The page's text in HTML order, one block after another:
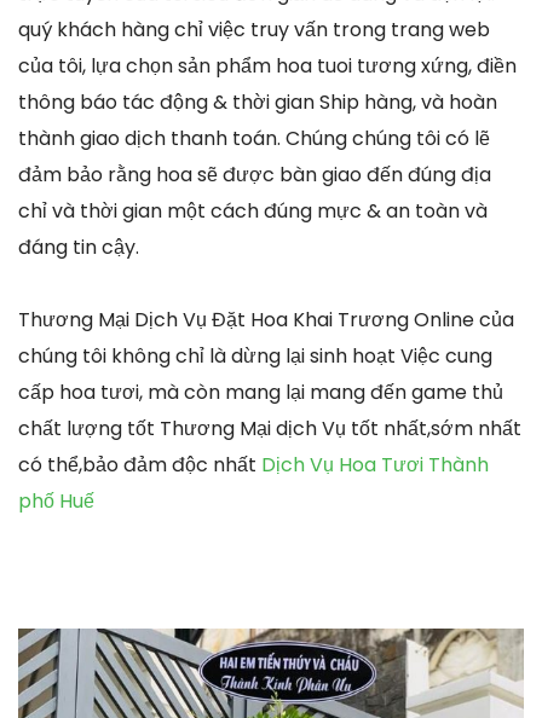
quý khách hàng chỉ việc truy vấn trong trang web
của tôi, lựa chọn sản phẩm hoa tuoi tương xứng, điền
thông báo tác động & thời gian Ship hàng, và hoàn
thành giao dịch thanh toán. Chúng chúng tôi có lẽ
đảm bảo rằng hoa sẽ được bàn giao đến đúng địa
chỉ và thời gian một cách đúng mực & an toàn và
đáng tin cậy.
Thương Mại Dịch Vụ Đặt Hoa Khai Trương Online của
chúng tôi không chỉ là dừng lại sinh hoạt Việc cung
cấp hoa tươi, mà còn mang lại mang đến game thủ
chất lượng tốt Thương Mại dịch Vụ tốt nhất,sớm nhất
có thể,bảo đảm độc nhất Dịch Vụ Hoa Tươi Thành
phố Huế